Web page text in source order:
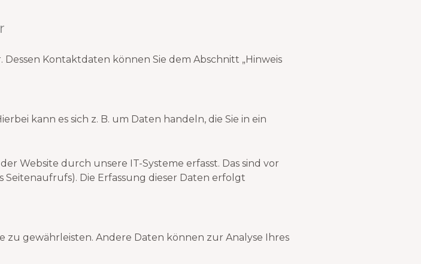
Kontaktdaten können Sie dem Abschnitt „Hinweis
kann es sich z. B. um Daten handeln, die Sie in ein
Website durch unsere IT-Systeme erfasst. Das sind vor
Die Erfassung dieser Daten erfolgt
gewährleisten. Andere Daten können zur Analyse Ihres